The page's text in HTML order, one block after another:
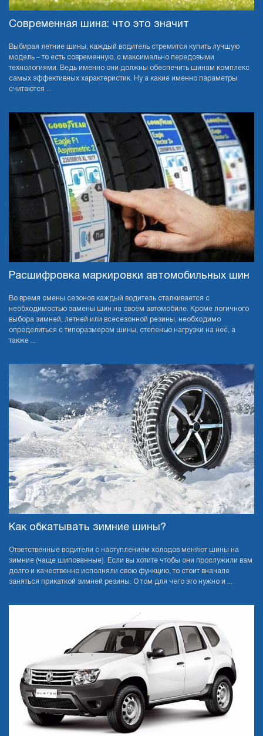
Cовременная шина: что это значит
Выбирая летние шины, каждый водитель стремится купить лучшую
модель – то есть современную, с максимально передовыми
технологиями. Ведь именно они должны обеспечить шинам комплекс
самых эффективных характеристик. Ну а какие именно параметры
считаются ...
Расшифровка маркировки автомобильных шин
Во время смены сезонов каждый водитель сталкивается с
необходимостью замены шин на своём автомобиле. Кроме логичного
выбора зимней, летней или всесезонной резины, необходимо
определиться с типоразмером шины, степенью нагрузки на неё, а
также ...
Как обкатывать зимние шины?
Ответственные водители с наступлением холодов меняют шины на
зимние (чаще шипованные). Если вы хотите чтобы они прослужили вам
долго и качественно исполняли свою функцию, то стоит вначале
заняться прикаткой зимней резины. О том для чего это нужно и ...